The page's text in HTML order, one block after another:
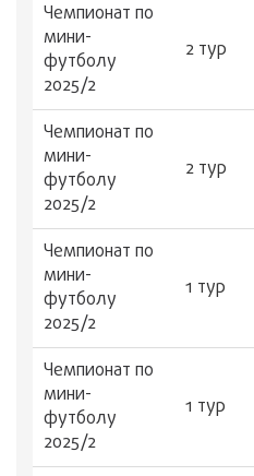
Чемпионат по
мини-
футболу
2025/2
2 тур
Чемпионат по
мини-
футболу
2025/2
2 тур
Чемпионат по
мини-
футболу
2025/2
1 тур
Чемпионат по
мини-
футболу
2025/2
1 тур